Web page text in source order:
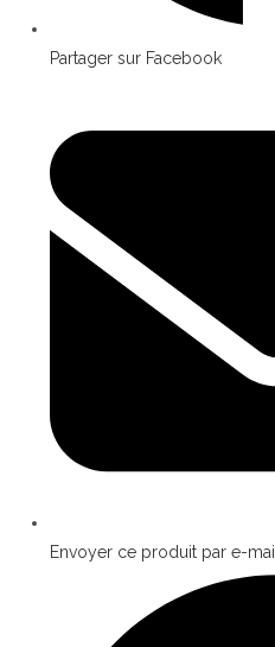
Partager sur Facebook
Envoyer ce produit par e-mail